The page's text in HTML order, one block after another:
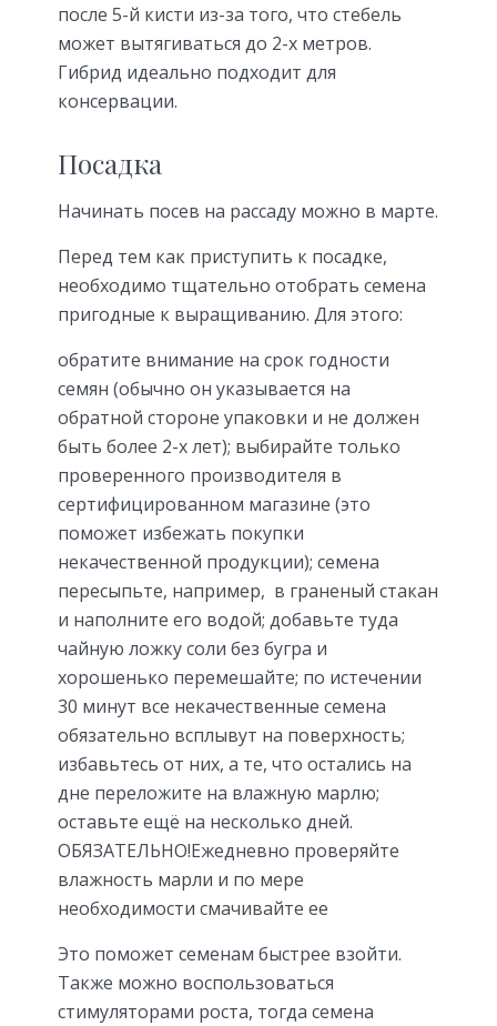
после 5-й кисти из-за того, что стебель
может вытягиваться до 2-х метров.
Гибрид идеально подходит для
консервации.
Посадка
Начинать посев на рассаду можно в марте.
Перед тем как приступить к посадке,
необходимо тщательно отобрать семена
пригодные к выращиванию. Для этого:
обратите внимание на срок годности
семян (обычно он указывается на
обратной стороне упаковки и не должен
быть более 2-х лет); выбирайте только
проверенного производителя в
сертифицированном магазине (это
поможет избежать покупки
некачественной продукции); семена
пересыпьте, например, в граненый стакан
и наполните его водой; добавьте туда
чайную ложку соли без бугра и
хорошенько перемешайте; по истечении
30 минут все некачественные семена
обязательно всплывут на поверхность;
избавьтесь от них, а те, что остались на
дне переложите на влажную марлю;
оставьте ещё на несколько дней.
ОБЯЗАТЕЛЬНО!Ежедневно проверяйте
влажность марли и по мере
необходимости смачивайте ее
Это поможет семенам быстрее взойти.
Также можно воспользоваться
стимуляторами роста, тогда семена